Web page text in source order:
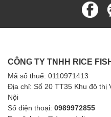
CÔNG TY TNHH RICE
Mã số thuế: 0110971413
Địa chỉ: Số 20 TT35 Khu đô thị
Nội
Số điện thoại: 0989972855